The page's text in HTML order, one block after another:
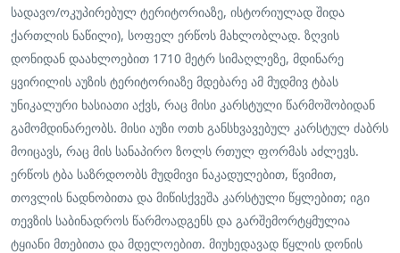
სადავო/ოკუპირებულ ტერიტორიაზე, ისტორიულად შიდა
ქართლის ნაწილი), სოფელ ერწოს მახლობლად. ზღვის
დონიდან დაახლოებით 1710 მეტრ სიმაღლეზე, მდინარე
ყვირილის აუზის ტერიტორიაზე მდებარე ამ მუდმივ ტბას
უნიკალური ხასიათი აქვს, რაც მისი კარსტული წარმოშობიდან
გამომდინარეობს. მისი აუზი ოთხ განსხვავებულ კარსტულ ძაბრს
მოიცავს, რაც მის სანაპირო ზოლს რთულ ფორმას აძლევს.
ერწოს ტბა საზრდოობს მუდმივი ნაკადულებით, წვიმით,
თოვლის ნადნობითა და მიწისქვეშა კარსტული წყლებით; იგი
თევზის საბინადროს წარმოადგენს და გარშემორტყმულია
ტყიანი მთებითა და მდელოებით. მიუხედავად წყლის დონის